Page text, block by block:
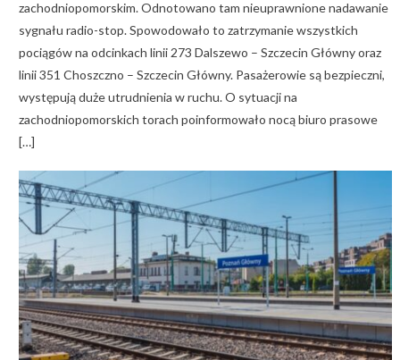
zachodniopomorskim. Odnotowano tam nieuprawnione nadawanie
sygnału radio-stop. Spowodowało to zatrzymanie wszystkich
pociągów na odcinkach linii 273 Dalszewo – Szczecin Główny oraz
linii 351 Choszczno – Szczecin Główny. Pasażerowie są bezpieczni,
występują duże utrudnienia w ruchu. O sytuacji na
zachodniopomorskich torach poinformowało nocą biuro prasowe
[…]